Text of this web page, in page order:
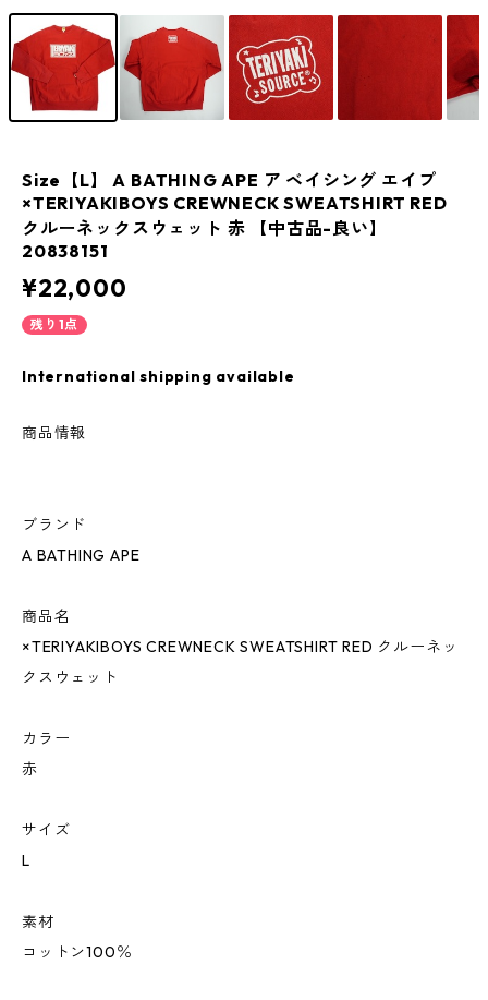
Size【L】 A BATHING APE ア ベイシング エイプ
×TERIYAKIBOYS CREWNECK SWEATSHIRT RED
クルーネックスウェット 赤 【中古品-良い】
20838151
¥22,000
残り1点
International shipping available
商品情報
ブランド
A BATHING APE
商品名
×TERIYAKIBOYS CREWNECK SWEATSHIRT RED クルーネッ
クスウェット
カラー
赤
サイズ
L
素材
コットン100％